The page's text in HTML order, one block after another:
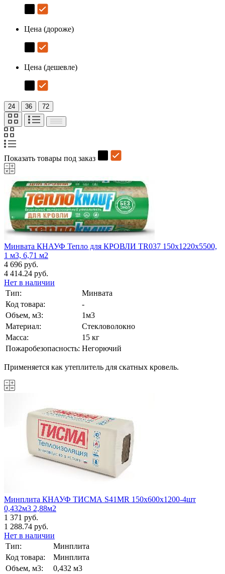
Цена (дороже)
Цена (дешевле)
24 36 72
Показать товары под заказ
Минвата КНАУФ Тепло для КРОВЛИ TR037 150х1220х5500,
1 м3, 6,71 м2
4 696 руб.
4 414.24 руб.
Нет в наличии
Тип:
Минвата
Код товара:
-
Объем, м3:
1м3
Материал:
Стекловолокно
Масса:
15 кг
Пожаробезопасность: Негорючий
Применяется как утеплитель для скатных кровель.
Минплита КНАУФ ТИСМА S41MR 150х600х1200-4шт
0,432м3 2,88м2
1 371 руб.
1 288.74 руб.
Нет в наличии
Тип:
Минплита
Код товара:
Минплита
Объем, м3:
0,432 м3